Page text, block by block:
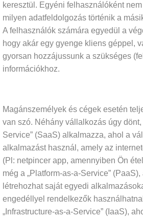
keresztül. Egyéni felhasználóként
milyen adatfeldolgozás történik a
A felhasználók számára egyedül a
hogy akár egy gyenge kliens géppel,
gyorsan hozzájussunk a szükséges
információkhoz.
Magánszemélyek és cégek esetén
van szó. Néhány vállalkozás úgy
Service” (SaaS) alkalmazza, ahol a
alkalmazást használ, amely az
(Pl: netpincer app, amennyiben Ön
még a „Platform-as-a-Service”
létrehozhat saját egyedi
engedéllyel rendelkezők
„Infrastructure-as-a-Service” (IaaS),